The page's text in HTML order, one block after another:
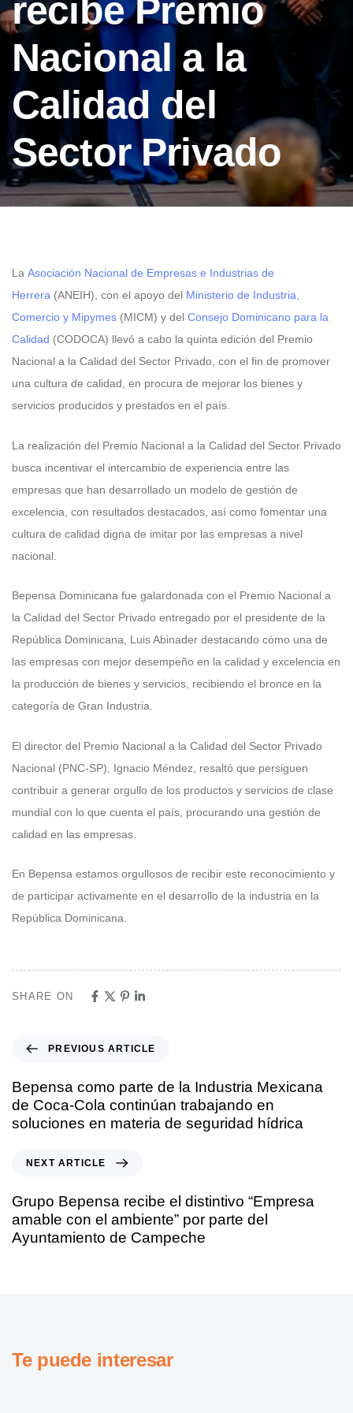
recibe Premio
Nacional a la
Calidad del
Sector Privado
La Asociación Nacional de Empresas e Industrias de
Herrera (ANEIH), con el apoyo del Ministerio de Industria,
Comercio y Mipymes (MICM) y del Consejo Dominicano para la
Calidad (CODOCA) llevó a cabo la quinta edición del Premio
Nacional a la Calidad del Sector Privado, con el fin de promover
una cultura de calidad, en procura de mejorar los bienes y
servicios producidos y prestados en el país.
La realización del Premio Nacional a la Calidad del Sector Privado
busca incentivar el intercambio de experiencia entre las
empresas que han desarrollado un modelo de gestión de
excelencia, con resultados destacados, así como fomentar una
cultura de calidad digna de imitar por las empresas a nivel
nacional.
Bepensa Dominicana fue galardonada con el Premio Nacional a
la Calidad del Sector Privado entregado por el presidente de la
República Dominicana, Luis Abinader destacando cómo una de
las empresas con mejor desempeño en la calidad y excelencia en
la producción de bienes y servicios, recibiendo el bronce en la
categoría de Gran Industria.
El director del Premio Nacional a la Calidad del Sector Privado
Nacional (PNC-SP), Ignacio Méndez, resaltó que persiguen
contribuir a generar orgullo de los productos y servicios de clase
mundial con lo que cuenta el país, procurando una gestión de
calidad en las empresas.
En Bepensa estamos orgullosos de recibir este reconocimiento y
de participar activamente en el desarrollo de la industria en la
República Dominicana.
SHARE ON
PREVIOUS ARTICLE
Bepensa como parte de la Industria Mexicana
de Coca-Cola continúan trabajando en
soluciones en materia de seguridad hídrica
NEXT ARTICLE
Grupo Bepensa recibe el distintivo “Empresa
amable con el ambiente” por parte del
Ayuntamiento de Campeche
Te puede interesar